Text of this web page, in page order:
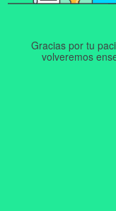
Gracias por tu
volveremos